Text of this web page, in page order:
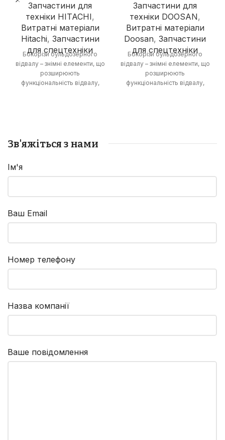
Запчастини для
техніки HITACHI,
Витратні матеріали
Hitachi, Запчастини
для спецтехніки
Бокорізи бульдозерного
відвалу – знімні елементи, що
розширюють
функціональність відвалу,
Запчастини для
техніки DOOSAN,
Витратні матеріали
Doosan, Запчастини
для спецтехніки
Бокорізи бульдозерного
відвалу – знімні елементи, що
розширюють
функціональність відвалу,
Зв'яжіться з нами
Ім'я
Ваш Email
Номер телефону
Назва компанії
Ваше повідомлення